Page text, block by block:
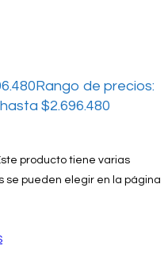
Rango de precios:
$2.696.480
producto tiene varias
se pueden elegir en la página